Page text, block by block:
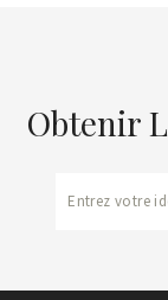
Obtenir